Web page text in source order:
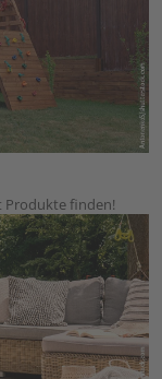
Produkte finden!